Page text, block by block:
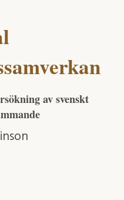
av svenskt